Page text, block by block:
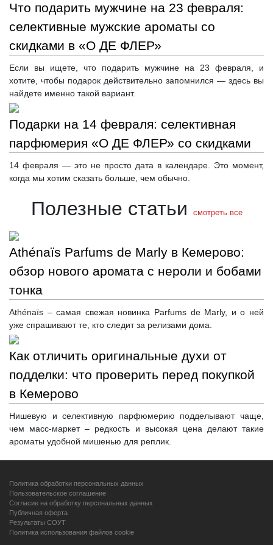
Что подарить мужчине на 23 февраля:
селективные мужские ароматы со
скидками в «О ДЕ ФЛЕР»
Если вы ищете, что подарить мужчине на 23 февраля, и
хотите, чтобы подарок действительно запомнился — здесь вы
найдете именно такой вариант.
Подарки на 14 февраля: селективная
парфюмерия «О ДЕ ФЛЕР» со скидками
14 февраля — это не просто дата в календаре. Это момент,
когда мы хотим сказать больше, чем обычно.
Полезные статьи смотреть все
Athénaïs Parfums de Marly в Кемерово:
обзор нового аромата с нероли и бобами
тонка
Athénaïs – самая свежая новинка Parfums de Marly, и о ней
уже спрашивают те, кто следит за релизами дома.
Как отличить оригинальные духи от
подделки: что проверить перед покупкой
в Кемерово
Нишевую и селективную парфюмерию подделывают чаще,
чем масс-маркет – редкость и высокая цена делают такие
ароматы удобной мишенью для реплик.
Политика обработки персональных данных
Пользовательское соглашение
Согласие на обработку персональных данных
Публичная оферта
Результаты СОУТ
Политика использования файлов cookie